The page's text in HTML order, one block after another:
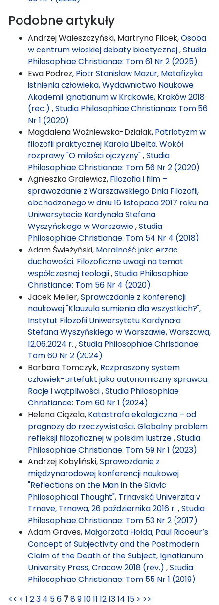
Podobne artykuły
Andrzej Waleszczyński, Martryna Filcek,Osoba
w centrum włoskiej debaty bioetycznej,Studia
Philosophiae Christianae: Tom 61 Nr 2 (2025)
Ewa Podrez, Piotr Stanisław Mazur, Metafizyka
istnienia człowieka, Wydawnictwo Naukowe
Akademii Ignatianum w Krakowie, Kraków 2018
(rec.) ,Studia Philosophiae Christianae: Tom 56
Nr 1 (2020)
Magdalena Woźniewska-Działak, Patriotyzm w
filozofii praktycznej Karola Libelta. Wokół
rozprawy "O miłości ojczyzny",Studia
Philosophiae Christianae: Tom 56 Nr 2 (2020)
Agnieszka Gralewicz, Filozofia i film –
sprawozdanie z Warszawskiego Dnia Filozofii,
obchodzonego w dniu 16 listopada 2017 roku na
Uniwersytecie Kardynała Stefana
Wyszyńskiego w Warszawie,Studia
Philosophiae Christianae: Tom 54 Nr 4 (2018)
Adam Świeżyński, Moralność jako erzac
duchowości. Filozoficzne uwagi na temat
współczesnej teologii,Studia Philosophiae
Christianae: Tom 56 Nr 4 (2020)
Jacek Meller,Sprawozdanie z konferencji
naukowej "Klauzula sumienia dla wszystkich?",
Instytut Filozofii Uniwersytetu Kardynała
Stefana Wyszyńskiego w Warszawie, Warszawa,
12.06.2024 r. ,Studia Philosophiae Christianae:
Tom 60 Nr 2 (2024)
Barbara Tomczyk, Rozproszony system
człowiek-artefakt jako autonomiczny sprawca.
Racje i wątpliwości,Studia Philosophiae
Christianae: Tom 60 Nr 1 (2024)
Helena Ciążela, Katastrofa ekologiczna – od
prognozy do rzeczywistości. Globalny problem
refleksji filozoficznej w polskim lustrze,Studia
Philosophiae Christianae: Tom 59 Nr 1 (2023)
Andrzej Kobyliński,Sprawozdanie z
międzynarodowej konferencji naukowej
"Reflections on the Man in the Slavic
Philosophical Thought", Trnavská Univerzita v
Trnave, Trnawa, 26 października 2016 r. ,Studia
Philosophiae Christianae: Tom 53 Nr 2 (2017)
Adam Graves, Małgorzata Hołda, Paul Ricoeur’s
Concept of Subjectivity and the Postmodern
Claim of the Death of the Subject, Ignatianum
University Press, Cracow 2018 (rev.) ,Studia
Philosophiae Christianae: Tom 55 Nr 1 (2019)
<< < 1 23 4 56 7891011 121314 15 > >>